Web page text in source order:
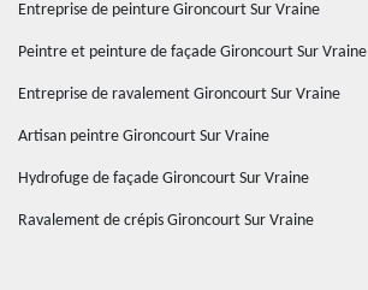
Entreprise de peinture Gironcourt Sur Vraine
Peintre et peinture de façade Gironcourt Sur Vraine
Entreprise de ravalement Gironcourt Sur Vraine
Artisan peintre Gironcourt Sur Vraine
Hydrofuge de façade Gironcourt Sur Vraine
Ravalement de crépis Gironcourt Sur Vraine